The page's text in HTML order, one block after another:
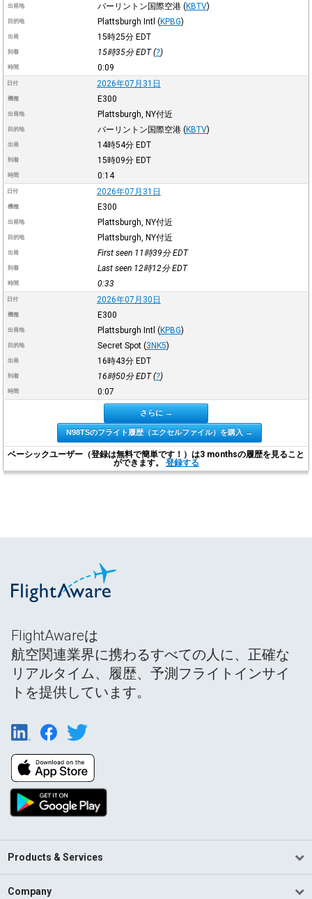
出発地 バーリントン国際空港 (KBTV)
目的地 Plattsburgh Intl (KPBG)
出発 15時25分 EDT
到着 15時35分EDT(?)
時間 0:09
日付 2026年07月31日
機種 E300
出発地 Plattsburgh, NY付近
目的地 バーリントン国際空港 (KBTV)
出発 14時54分 EDT
到着 15時09分 EDT
時間 0:14
日付 2026年07月31日
機種 E300
出発地 Plattsburgh, NY付近
目的地 Plattsburgh, NY付近
出発 First seen 11時39分EDT
到着 Last seen 12時12分EDT
時間 0:33
日付 2026年07月30日
機種 E300
出発地 Plattsburgh Intl (KPBG)
目的地 Secret Spot (3NK5)
出発 16時43分 EDT
到着 16時50分EDT(?)
時間 0:07
さらに →
N98TSのフライト履歴（エクセルファイル）を購入 →
ベーシックユーザー（登録は無料で簡単です！）は3 monthsの履歴を見ること
ができます。 登録する
FlightAwareは
航空関連業界に携わるすべての人に、正確な
リアルタイム、履歴、予測フライトインサイ
トを提供しています。
Products & Services
Company